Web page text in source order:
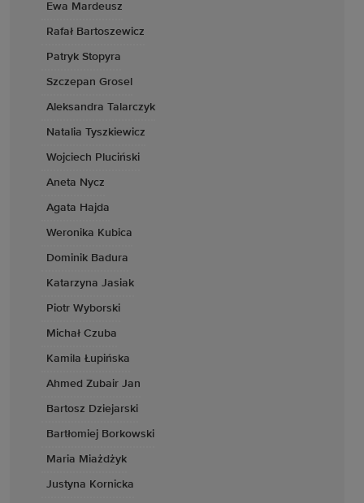
Ewa Mardeusz
Rafał Bartoszewicz
Patryk Stopyra
Szczepan Grosel
Aleksandra Talarczyk
Natalia Tyszkiewicz
Wojciech Pluciński
Aneta Nycz
Agata Hajda
Weronika Kubica
Dominik Badura
Katarzyna Jasiak
Piotr Wyborski
Michał Czuba
Kamila Łupińska
Ahmed Zubair Jan
Bartosz Dziejarski
Bartłomiej Borkowski
Maria Miażdżyk
Justyna Kornicka